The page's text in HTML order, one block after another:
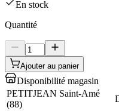
En stock
Quantité
Ajouter au panier
Disponibilité magasin
PETITJEAN Saint-Amé
(88)